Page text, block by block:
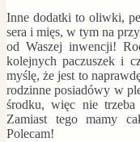
Inne dodatki to oliwki,
sera i mięs, w tym na
od Waszej inwencji!
kolejnych paczuszek i
myślę, że jest to
rodzinne posiadówy w
środku, więc nie
Zamiast tego mamy
Polecam!